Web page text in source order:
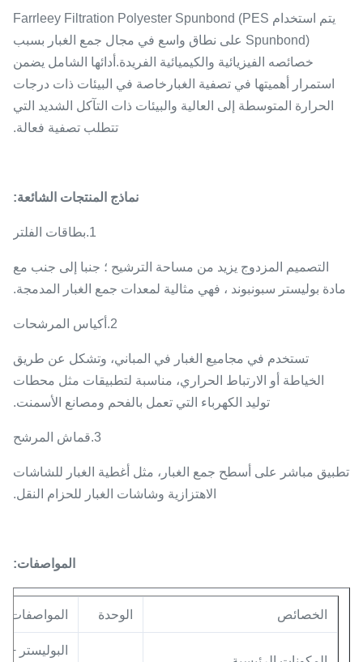
يتم استخدام Farrleey Filtration Polyester Spunbond (PES
Spunbond) على نطاق واسع في مجال جمع الغبار بسبب
خصائصه الفيزيائية والكيميائية الفريدة.أدائها الشامل يضمن
استمرار أهميتها في تصفية الغبارخاصة في البيئات ذات درجات
الحرارة المتوسطة إلى العالية والبيئات ذات التآكل الشديد التي
تتطلب تصفية فعالة.
نماذج المنتجات الشائعة:
1. بطاقات الفلتر
التصميم المزدوج يزيد من مساحة الترشيح ؛ جنبا إلى جنب مع
مادة بوليستر سبونبوند ، فهي مثالية لمعدات جمع الغبار المدمجة.
2. أكياس المرشحات
تستخدم في مجاميع الغبار في المباني، وتشكل عن طريق
الخياطة أو الارتباط الحراري، مناسبة لتطبيقات مثل محطات
توليد الكهرباء التي تعمل بالفحم ومصانع الأسمنت.
3. قماش المرشح
تطبيق مباشر على أسطح جمع الغبار، مثل أغطية الغبار للشاشات
الاهتزازية وشاشات الغبار للحزام النقل.
المواصفات:
الخصائص الوحدة المواصفات
البوليستر +